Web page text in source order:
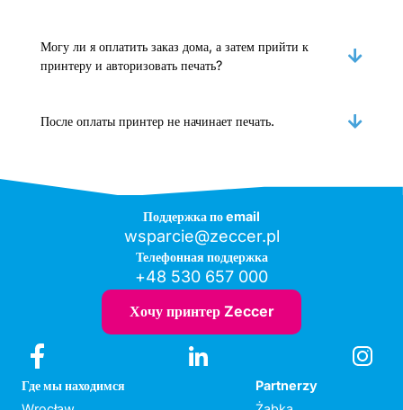
Могу ли я оплатить заказ дома, а затем прийти к
принтеру и авторизовать печать?
После оплаты принтер не начинает печать.
Поддержка по email
wsparcie@zeccer.pl
Телефонная поддержка
+48 530 657 000
Хочу принтер Zeccer
Где мы находимся
Partnerzy